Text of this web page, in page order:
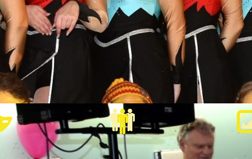
Veranstaltungen Mitglieder